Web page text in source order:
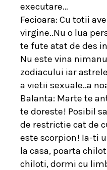
executare…
Fecioara: Cu totii
virgine..Nu o lua
te fute atat de des
Nu este vina
zodiacului iar
a vietii sexuale..a
Balanta: Marte te
te doreste! Posibil
de restrictie cat de
este scorpion! Ia-ti
la casa, poarta
chiloti, dormi cu